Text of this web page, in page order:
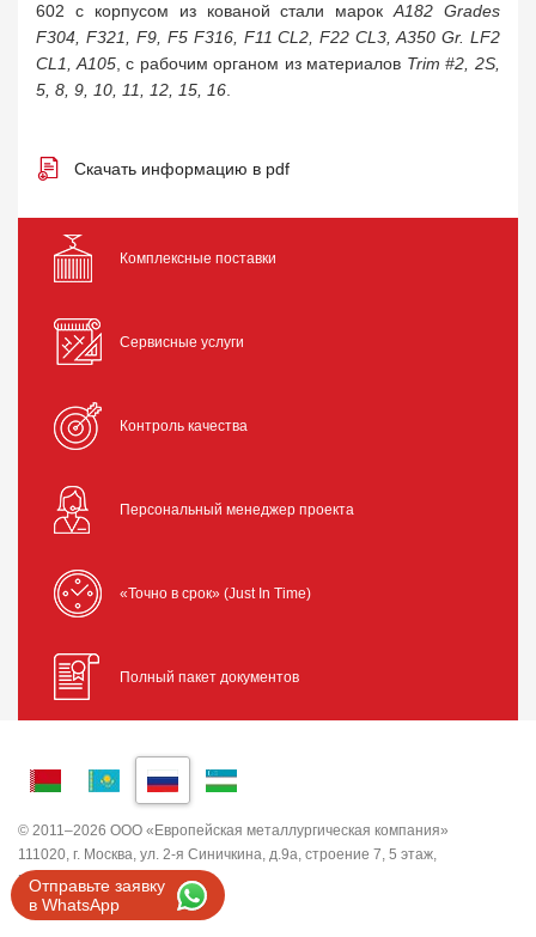
Отправьте заявку
в WhatsApp
602 с корпусом из кованой стали марокA182 Grades
F304, F321, F9, F5 F316, F11 CL2, F22 CL3, A350 Gr. LF2
CL1, A105, с рабочим органом из материалов Trim #2, 2S,
5, 8, 9, 10, 11, 12, 15, 16
Скачать информацию в pdf
Комплексные поставки
Сервисные услуги
Контроль качества
Персональный менеджер проекта
«Точно в срок» (Just In Time)
Полный пакет документов
© 2011–2026 ООО «Европейская металлургическая компания»
111020, г. Москва, ул. 2-я Синичкина, д.9а, строение 7, 5 этаж,
помещение I, комната 5
ИНН 7743820503 ООО "ЕМК"